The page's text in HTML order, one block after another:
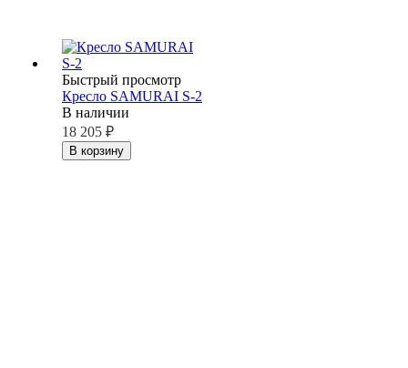
Быстрый просмотр
Кресло SAMURAI S-2
В наличии
18 205 ₽
В корзину